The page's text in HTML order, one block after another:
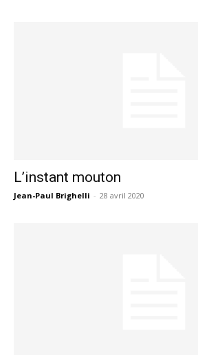
L’instant mouton
Jean-Paul Brighelli - 28 avril 2020